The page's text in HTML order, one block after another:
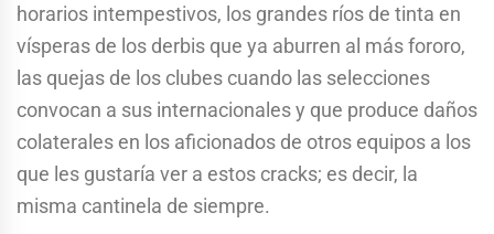
horarios intempestivos, los grandes ríos de tinta en
vísperas de los derbis que ya aburren al más fororo,
las quejas de los clubes cuando las selecciones
convocan a sus internacionales y que produce daños
colaterales en los aficionados de otros equipos a los
que les gustaría ver a estos cracks; es decir, la
misma cantinela de siempre.